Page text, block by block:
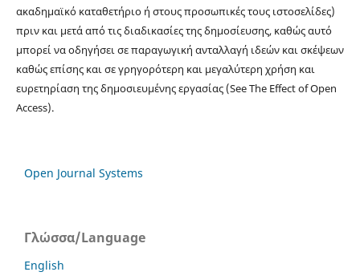
ακαδημαϊκό καταθετήριο ή στους προσωπικές τους ιστοσελίδες)
πριν και μετά από τις διαδικασίες της δημοσίευσης, καθώς αυτό
μπορεί να οδηγήσει σε παραγωγική ανταλλαγή ιδεών και σκέψεων
καθώς επίσης και σε γρηγορότερη και μεγαλύτερη χρήση και
ευρετηρίαση της δημοσιευμένης εργασίας (See The Effect of Open
Access).
Open Journal Systems
Γλώσσα/Language
English